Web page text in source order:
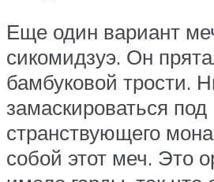
Еще один вариант
сикомидзуэ. Он
бамбуковой трости.
замаскироваться под
странствующего
собой этот меч. Это